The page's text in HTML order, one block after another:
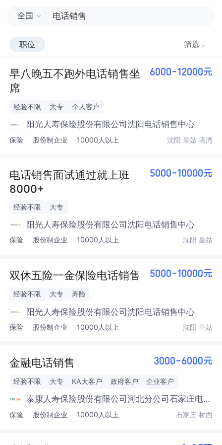
全国
职位 筛选
早八晚五不跑外电话销售坐
席
6000-12000元
经验不限 大专 个人客户
阳光人寿保险股份有限公司沈阳电话销售中心
保险 股份制企业 10000人以上 沈阳 皇姑 塔湾
电话销售面试通过就上班
8000+
5000-10000元
经验不限 大专
阳光人寿保险股份有限公司沈阳电话销售中心
保险 股份制企业 10000人以上 沈阳 皇姑
双休五险一金保险电话销售 5000-10000元
经验不限 大专 寿险
阳光人寿保险股份有限公司沈阳电话销售中心
保险 股份制企业 10000人以上 沈阳 皇姑
金融电话销售 3000-6000元
经验不限 大专 KA大客户 政府客户 企业客户
泰康人寿保险股份有限公司河北分公司石家庄电
话销售中心
保险 股份制企业 10000人以上 石家庄 桥西